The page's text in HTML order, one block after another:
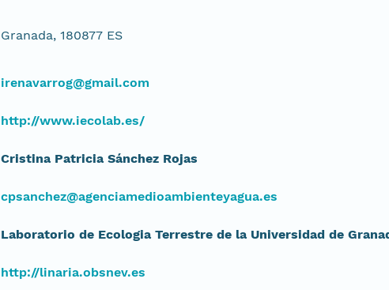
Granada, 180877 ES
irenavarrog@gmail.com
http://www.iecolab.es/
Cristina Patricia Sánchez Rojas
cpsanchez@agenciamedioambienteyagua.es
Laboratorio de Ecologia Terrestre de la Universidad de
http://linaria.obsnev.es